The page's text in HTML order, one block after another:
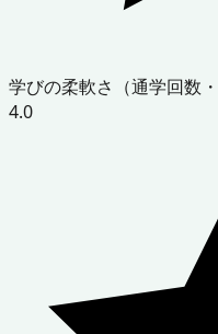
学びの柔軟さ（通学回数
4.0